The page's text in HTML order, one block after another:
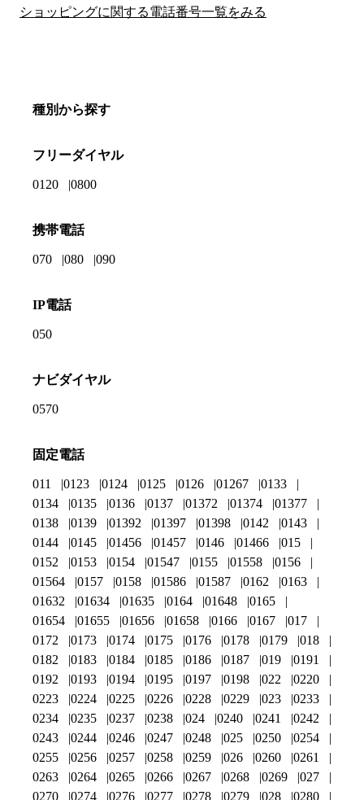
ショッピングに関する電話番号一覧をみる
種別から探す
フリーダイヤル
0120 0800
携帯電話
070 080 090
IP電話
050
ナビダイヤル
0570
固定電話
011 0123 0124 0125 0126 01267
0133
0134
0135 0136 0137 01372 01374
01377
0138
0139 01392 01397 01398 0142
0143
0144
0145 01456 01457 0146 01466
015
0152
0153 0154 01547 0155 01558
0156
01564
0157 0158 01586 01587 0162
0163
01632
01634 01635 0164 01648
0165
01654
01655 01656 01658 0166 0167
017
0172
0173 0174 0175 0176 0178 0179
018
0182
0183 0184 0185 0186 0187 019
0191
0192
0193 0194 0195 0197 0198 022
0220
0223
0224 0225 0226 0228 0229 023
0233
0234
0235 0237 0238 024 0240 0241
0242
0243
0244 0246 0247 0248 025 0250
0254
0255
0256 0257 0258 0259 026 0260
0261
0263
0264 0265 0266 0267 0268 0269
027
0270
0274 0276 0277 0278 0279 028 0280